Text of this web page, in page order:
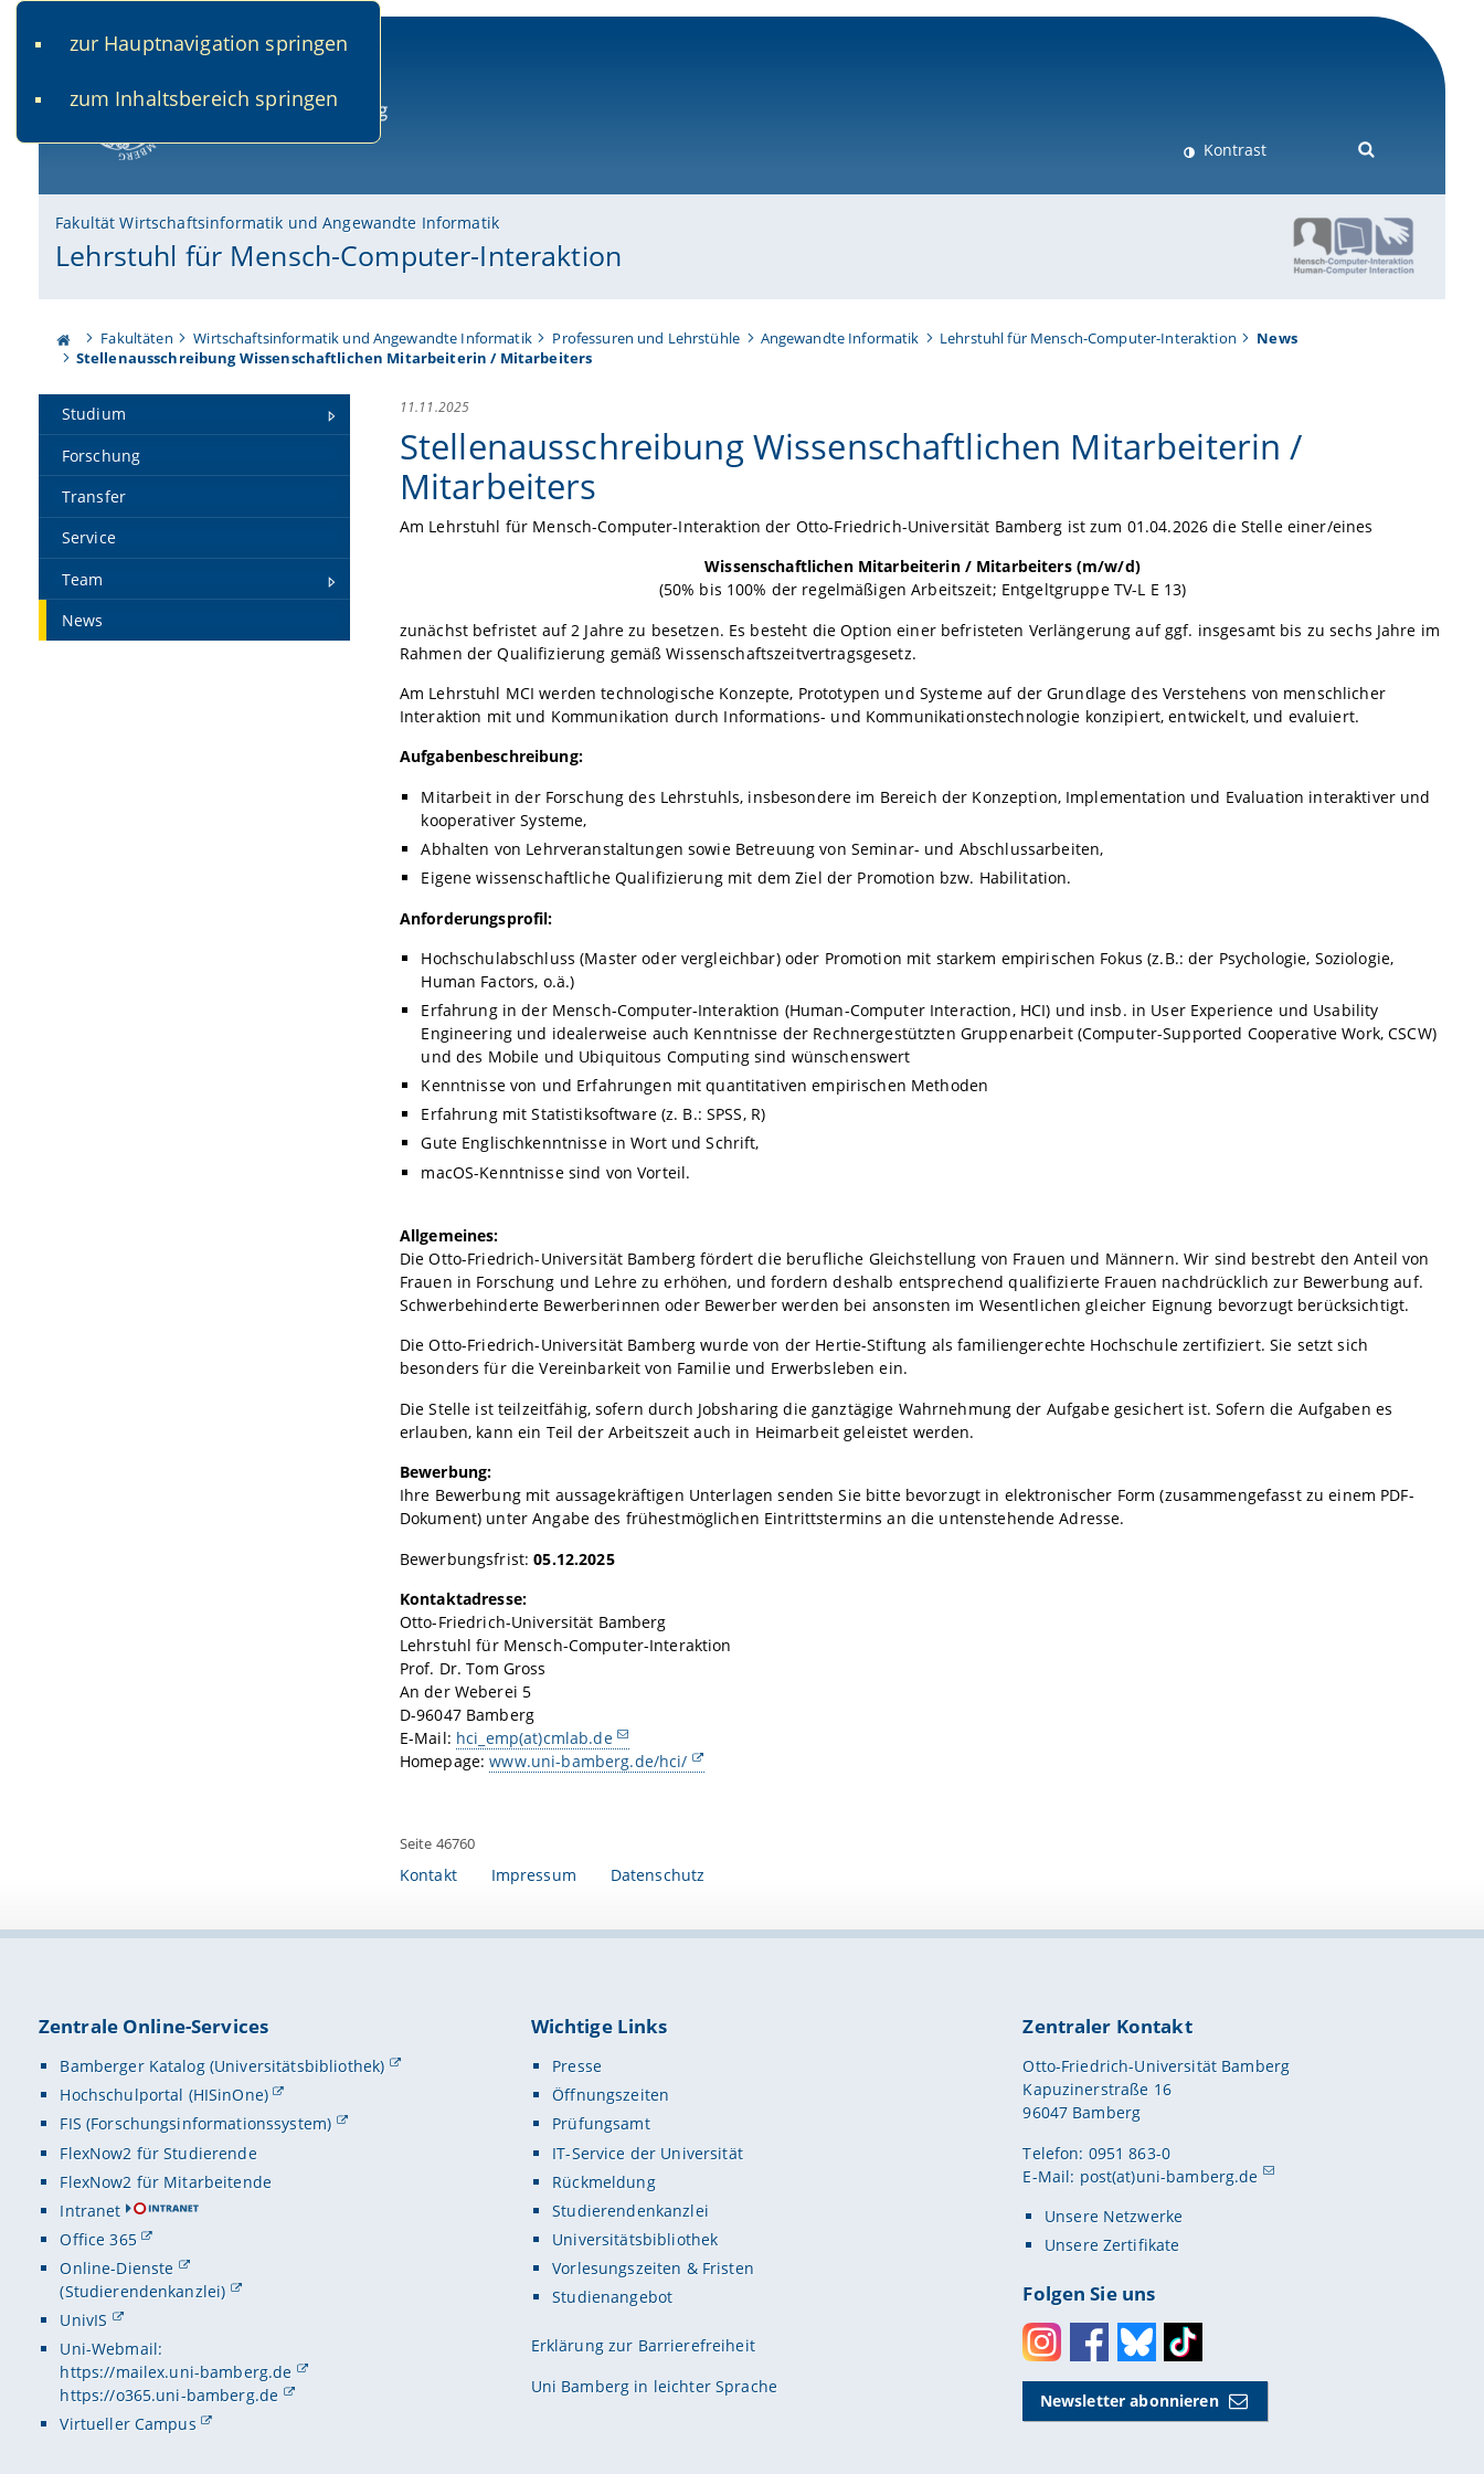
zur Hauptnavigation springen
zum Inhaltsbereich springen
Kontrast
Fakultät Wirtschaftsinformatik und Angewandte Informatik
Lehrstuhl für Mensch-Computer-Interaktion
Fakultäten Wirtschaftsinformatik und Angewandte Informatik Professuren und Lehrstühle Angewandte Informatik Lehrstuhl für Mensch-Computer-Interaktion
News
Stellenausschreibung Wissenschaftlichen Mitarbeiterin / Mitarbeiters
Studium
Forschung
Transfer
Service
Team
News
11.11.2025
Stellenausschreibung Wissenschaftlichen Mitarbeiterin /
Mitarbeiters
Am Lehrstuhl für Mensch-Computer-Interaktion der Otto-Friedrich-Universität Bamberg ist zum 01.04.2026 die Stelle einer/eines
Wissenschaftlichen Mitarbeiterin / Mitarbeiters (m/w/d)
(50% bis 100% der regelmäßigen Arbeitszeit; Entgeltgruppe TV-L E 13)
zunächst befristet auf 2 Jahre zu besetzen. Es besteht die Option einer befristeten Verlängerung auf ggf. insgesamt bis zu sechs Jahre im
Rahmen der Qualifizierung gemäß Wissenschaftszeitvertragsgesetz.
Am Lehrstuhl MCI werden technologische Konzepte, Prototypen und Systeme auf der Grundlage des Verstehens von menschlicher
Interaktion mit und Kommunikation durch Informations- und Kommunikationstechnologie konzipiert, entwickelt, und evaluiert.
Aufgabenbeschreibung:
Mitarbeit in der Forschung des Lehrstuhls, insbesondere im Bereich der Konzeption, Implementation und Evaluation interaktiver und
kooperativer Systeme,
Abhalten von Lehrveranstaltungen sowie Betreuung von Seminar- und Abschlussarbeiten,
Eigene wissenschaftliche Qualifizierung mit dem Ziel der Promotion bzw. Habilitation.
Anforderungsprofil:
Hochschulabschluss (Master oder vergleichbar) oder Promotion mit starkem empirischen Fokus (z.B.: der Psychologie, Soziologie,
Human Factors, o.ä.)
Erfahrung in der Mensch-Computer-Interaktion (Human-Computer Interaction, HCI) und insb. in User Experience und Usability
Engineering und idealerweise auch Kenntnisse der Rechnergestützten Gruppenarbeit (Computer-Supported Cooperative Work, CSCW)
und des Mobile und Ubiquitous Computing sind wünschenswert
Kenntnisse von und Erfahrungen mit quantitativen empirischen Methoden
Erfahrung mit Statistiksoftware (z. B.: SPSS, R)
Gute Englischkenntnisse in Wort und Schrift,
macOS-Kenntnisse sind von Vorteil.
Allgemeines:
Die Otto-Friedrich-Universität Bamberg fördert die berufliche Gleichstellung von Frauen und Männern. Wir sind bestrebt den Anteil von
Frauen in Forschung und Lehre zu erhöhen, und fordern deshalb entsprechend qualifizierte Frauen nachdrücklich zur Bewerbung auf.
Schwerbehinderte Bewerberinnen oder Bewerber werden bei ansonsten im Wesentlichen gleicher Eignung bevorzugt berücksichtigt.
Die Otto-Friedrich-Universität Bamberg wurde von der Hertie-Stiftung als familiengerechte Hochschule zertifiziert. Sie setzt sich
besonders für die Vereinbarkeit von Familie und Erwerbsleben ein.
Die Stelle ist teilzeitfähig, sofern durch Jobsharing die ganztägige Wahrnehmung der Aufgabe gesichert ist. Sofern die Aufgaben es
erlauben, kann ein Teil der Arbeitszeit auch in Heimarbeit geleistet werden.
Bewerbung:
Ihre Bewerbung mit aussagekräftigen Unterlagen senden Sie bitte bevorzugt in elektronischer Form (zusammengefasst zu einem PDF-
Dokument) unter Angabe des frühestmöglichen Eintrittstermins an die untenstehende Adresse.
Bewerbungsfrist:05.12.2025
Kontaktadresse:
Otto-Friedrich-Universität Bamberg
Lehrstuhl für Mensch-Computer-Interaktion
Prof. Dr. Tom Gross
An der Weberei 5
D-96047 Bamberg
E-Mail: hci_emp(at)cmlab.de
Homepage:www.uni-bamberg.de/hci/
Seite 46760
Kontakt Impressum Datenschutz
Zentrale Online-Services
Bamberger Katalog (Universitätsbibliothek)
Hochschulportal (HISinOne)
FIS (Forschungsinformationssystem)
FlexNow2 für Studierende
FlexNow2 für Mitarbeitende
Intranet
Office 365
Online-Dienste
(Studierendenkanzlei)
UnivIS
Uni-Webmail:
https://mailex.uni-bamberg.de
https://o365.uni-bamberg.de
Virtueller Campus
Wichtige Links
Presse
Öffnungszeiten
Prüfungsamt
IT-Service der Universität
Rückmeldung
Studierendenkanzlei
Universitätsbibliothek
Vorlesungszeiten & Fristen
Studienangebot
Erklärung zur Barrierefreiheit
Uni Bamberg in leichter Sprache
Zentraler Kontakt
Otto-Friedrich-Universität Bamberg
Kapuzinerstraße 16
96047 Bamberg
Telefon: 0951 863-0
E-Mail: post(at)uni-bamberg.de
Unsere Netzwerke
Unsere Zertifikate
Folgen Sie uns
InstagramFacebookBlueskyToktok
Newsletter abonnieren